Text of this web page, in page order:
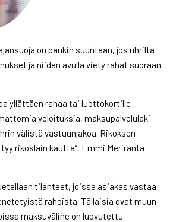
on pankin suuntaan, jos uhrilta
ja niiden avulla viety rahat suoraan
yllättäen rahaa tai luottokortille
veloituksia, maksupalvelulaki
välistä vastuunjakoa. Rikoksen
rikoslain kautta”, Emmi Meriranta
tilanteet, joissa asiakas vastaa
rahoista. Tällaisia ovat muun
maksuväline on luovutettu